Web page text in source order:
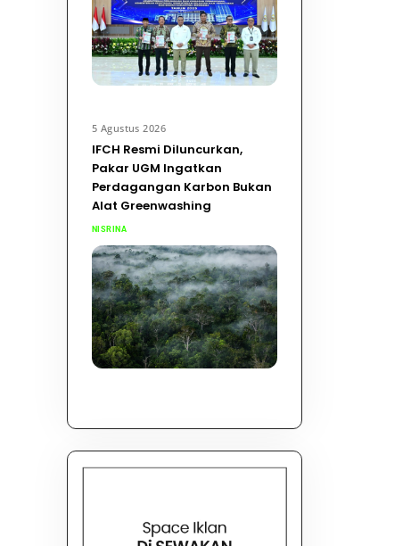
5 Agustus 2026
IFCH Resmi Diluncurkan,
Pakar UGM Ingatkan
Perdagangan Karbon Bukan
Alat Greenwashing
NISRINA